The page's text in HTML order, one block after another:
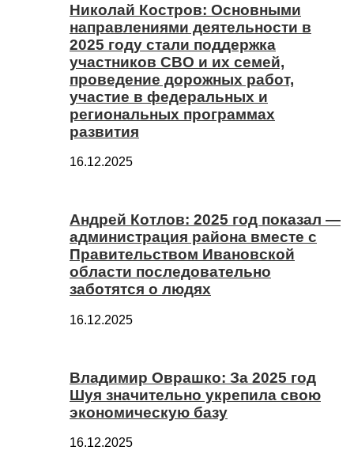
Николай Костров: Основными
направлениями деятельности в
2025 году стали поддержка
участников СВО и их семей,
проведение дорожных работ,
участие в федеральных и
региональных программах
развития
16.12.2025
Андрей Котлов: 2025 год показал —
администрация района вместе с
Правительством Ивановской
области последовательно
заботятся о людях
16.12.2025
Владимир Оврашко: За 2025 год
Шуя значительно укрепила свою
экономическую базу
16.12.2025